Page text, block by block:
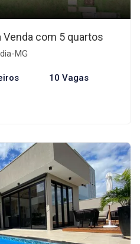
Venda com 5 quartos
MG
10 Vagas